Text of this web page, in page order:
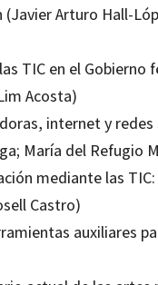
Arturo Hall-
TIC en el Gobierno
Acosta)
internet y redes
María del Refugio
mediante las
Castro)
auxiliares